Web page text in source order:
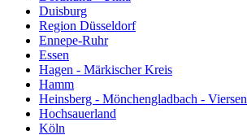
Duisburg
Region Düsseldorf
Ennepe-Ruhr
Essen
Hagen - Märkischer Kreis
Hamm
Heinsberg - Mönchengladbach - Viersen
Hochsauerland
Köln